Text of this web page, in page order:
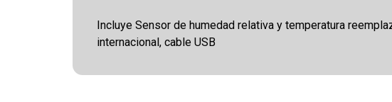
Incluye Sensor de humedad relativa y temperatura
internacional, cable USB